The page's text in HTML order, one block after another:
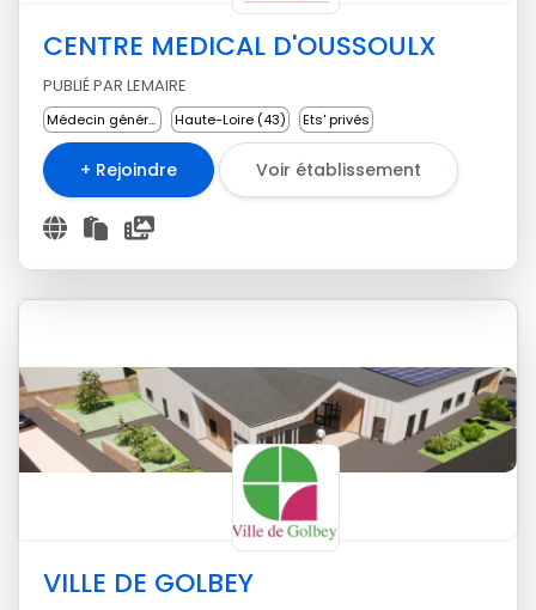
CENTRE MEDICAL D'OUSSOULX
PUBLIÉ PAR LEMAIRE
Médecin généraliste Haute-Loire (43) Ets' privés
+ Rejoindre Voir établissement
VILLE DE GOLBEY